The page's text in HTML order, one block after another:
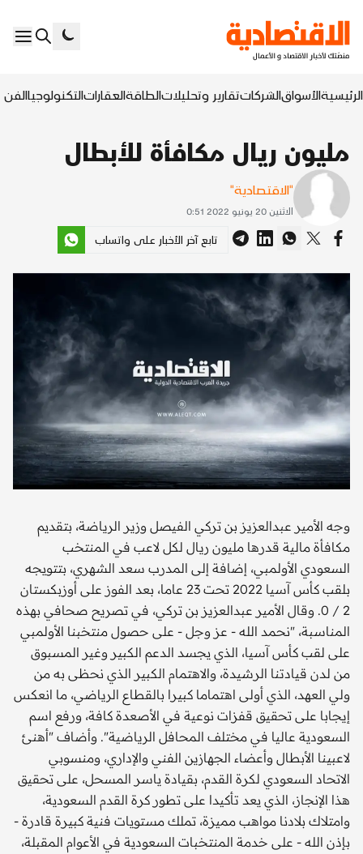
الرئيسيةالأسواقالشركاتتقارير وتحليلاتالطاقةالعقاراتالتكنولوجياالفن
مليون ريال مكافأة للأبطال
"الاقتصادية"
الاثنين 20 يونيو 2022 0:51
تابع آخر الأخبار على واتساب
وجه الأمير عبدالعزيز بن تركي الفيصل وزير الرياضة، بتقديم
مكافأة مالية قدرها مليون ريال لكل لاعب في المنتخب
السعودي الأولمبي، إضافة إلى المدرب سعد الشهري، بتتويجه
بلقب كأس آسيا 2022 تحت 23 عاما، بعد الفوز على أوزبكستان
2 / 0. وقال الأمير عبدالعزيز بن تركي، في تصريح صحافي بهذه
المناسبة، "نحمد الله - عز وجل - على حصول منتخبنا الأولمبي
على لقب كأس آسيا، الذي يجسد الدعم الكبير وغير المسبوق
من لدن قيادتنا الرشيدة، والاهتمام الكبير الذي نحظى به من
ولي العهد، الذي أولى اهتماما كبيرا بالقطاع الرياضي، ما انعكس
إيجابا على تحقيق قفزات نوعية في الأصعدة كافة، ورفع اسم
السعودية عاليا في مختلف المحافل الرياضية". وأضاف "أهنئ
لاعبينا الأبطال وأعضاء الجهازين الفني والإداري، ومنسوبي
الاتحاد السعودي لكرة القدم، بقيادة ياسر المسحل، على تحقيق
هذا الإنجاز، الذي يعد تأكيدا على تطور كرة القدم السعودية،
وامتلاك بلادنا مواهب مميزة، تملك مستويات فنية كبيرة قادرة -
بإذن الله - على خدمة المنتخبات السعودية في الأعوام المقبلة،